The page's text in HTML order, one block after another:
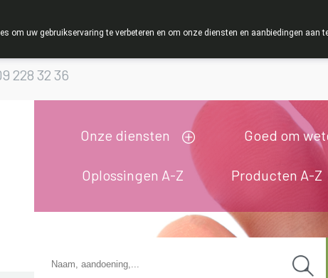
Verbeke
228 32 36
Onze diensten Goed om
Oplossingen A-Z Producten A-Z
om uw gebruikservaring te verbeteren en om onze diensten en aanbiedingen